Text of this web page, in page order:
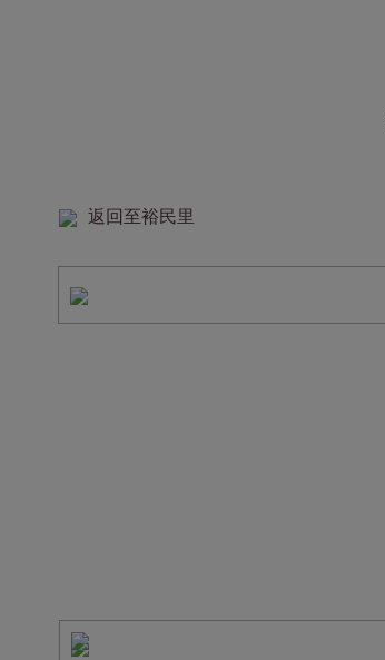
返回至裕民里